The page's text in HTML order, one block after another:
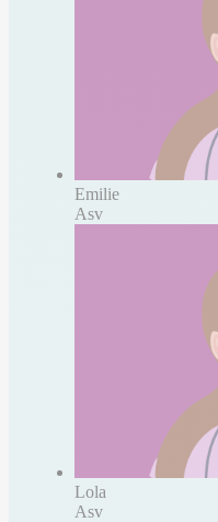
Emilie
Asv
Lola
Asv